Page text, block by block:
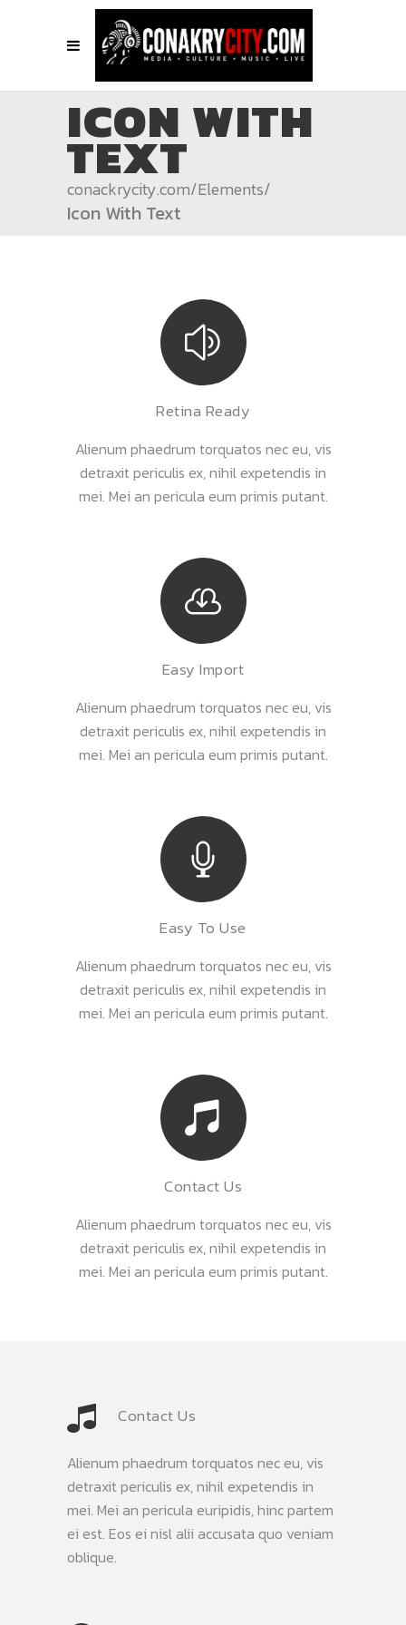
ICON WITH
TEXT
conackrycity.com/Elements/
Icon With Text
Retina Ready
Alienum phaedrum torquatos nec eu, vis
detraxit periculis ex, nihil expetendis in
mei. Mei an pericula eum primis putant.
Easy Import
Alienum phaedrum torquatos nec eu, vis
detraxit periculis ex, nihil expetendis in
mei. Mei an pericula eum primis putant.
Easy To Use
Alienum phaedrum torquatos nec eu, vis
detraxit periculis ex, nihil expetendis in
mei. Mei an pericula eum primis putant.
Contact Us
Alienum phaedrum torquatos nec eu, vis
detraxit periculis ex, nihil expetendis in
mei. Mei an pericula eum primis putant.
Contact Us
Alienum phaedrum torquatos nec eu, vis
detraxit periculis ex, nihil expetendis in
mei. Mei an pericula euripidis, hinc partem
ei est. Eos ei nisl alii accusata quo veniam
oblique.